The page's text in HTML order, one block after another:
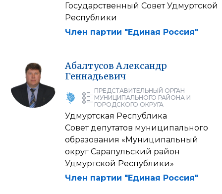
Государственный Совет Удмуртской
Республики
Член партии "Единая Россия"
Абалтусов Александр
Геннадьевич
ПРЕДСТАВИТЕЛЬНЫЙ ОРГАН
МУНИЦИПАЛЬНОГО РАЙОНА И
ГОРОДСКОГО ОКРУГА
Удмуртская Республика
Совет депутатов муниципального
образования «Муниципальный
округ Сарапульский район
Удмуртской Республики»
Член партии "Единая Россия"